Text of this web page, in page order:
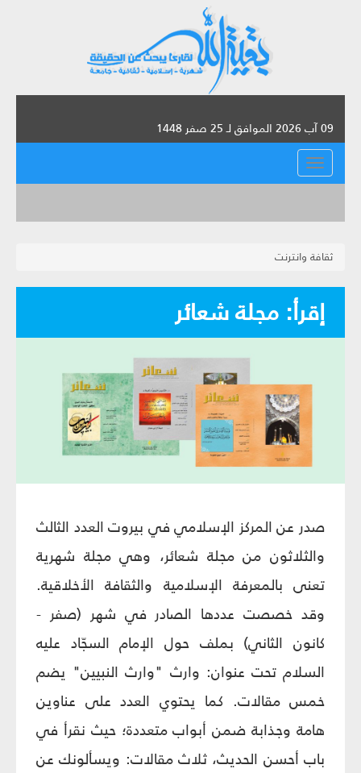
09 آب 2026 الموافق لـ 25 صفر 1448
القائمة
ثقافة وانترنت
إقرأ: مجلة شعائر
صدر عن المركز الإسلامي في بيروت العدد الثالث
والثلاثون من مجلة شعائر، وهي مجلة شهرية
تعنى بالمعرفة الإسلامية والثقافة الأخلاقية.
وقد خصصت عددها الصادر في شهر (صفر -
كانون الثاني) بملف حول الإمام السجّاد عليه
السلام تحت عنوان: وارث "وارث النبيين" يضم
خمس مقالات. كما يحتوي العدد على عناوين
هامة وجذابة ضمن أبواب متعددة؛ حيث نقرأ في
باب أحسن الحديث، ثلاث مقالات: ويسألونك عن